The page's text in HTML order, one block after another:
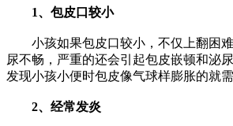
1、包皮口较小
小孩如果包皮口较小，不仅上翻困难
尿不畅，严重的还会引起包皮嵌顿和泌
发现小孩小便时包皮像气球样膨胀的就需
2、经常发炎